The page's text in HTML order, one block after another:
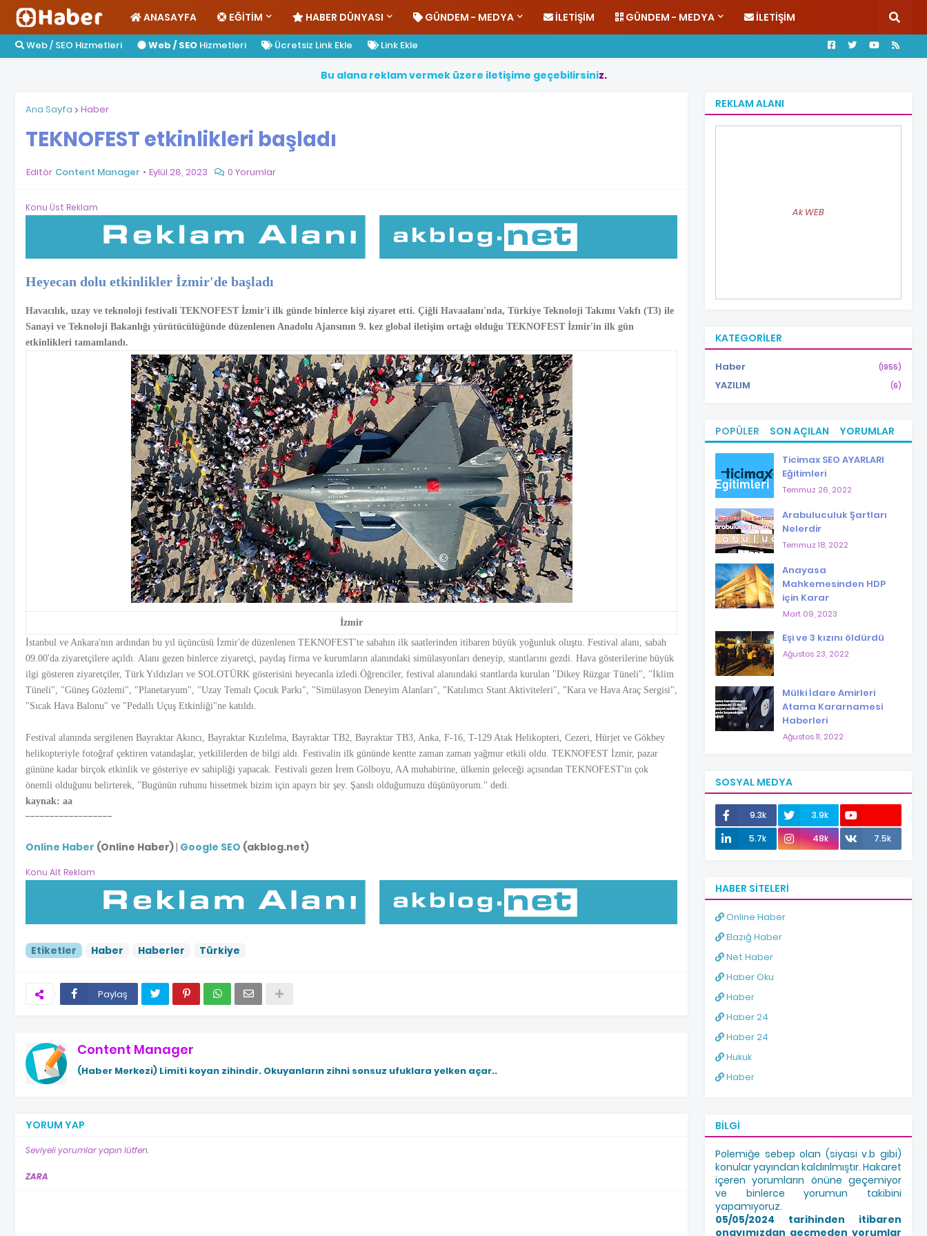
ANASAYFA EĞITIM HABER DÜNYASI GÜNDEM - MEDYA İLETIŞIM GÜNDEM - MEDYA İLETIŞIM
Web / SEO Hizmetleri Web / SEO Hizmetleri Ücretsiz Link Ekle Link Ekle
Bu alana reklamvermek üzere iletişime geçebilirsiniz.
Ana Sayfa Haber
TEKNOFEST etkinlikleri başladı
Editör Content Manager Eylül 28, 2023 0 Yorumlar
Konu Üst Reklam
Heyecan dolu etkinlikler İzmir'de başladı
Havacılık, uzay ve teknoloji festivali TEKNOFEST İzmir'i ilk günde binlerce kişi ziyaret etti. Çiğli Havaalanı'nda, Türkiye Teknoloji Takımı Vakfı (T3) ile
Sanayi ve Teknoloji Bakanlığı yürütücülüğünde düzenlenen Anadolu Ajansının 9. kez global iletişim ortağı olduğu TEKNOFEST İzmir'in ilk gün
etkinlikleri tamamlandı.
İzmir
İstanbul ve Ankara'nın ardından bu yıl üçüncüsü İzmir'de düzenlenen TEKNOFEST'te sabahın ilk saatlerinden itibaren büyük yoğunluk oluştu. Festival alanı, sabah
09.00'da ziyaretçilere açıldı. Alanı gezen binlerce ziyaretçi, paydaş firma ve kurumların alanındaki simülasyonları deneyip, stantlarını gezdi. Hava gösterilerine büyük
ilgi gösteren ziyaretçiler, Türk Yıldızları ve SOLOTÜRK gösterisini heyecanla izledi.Öğrenciler, festival alanındaki stantlarda kurulan "Dikey Rüzgar Tüneli", "İklim
Tüneli", "Güneş Gözlemi", "Planetaryum", "Uzay Temalı Çocuk Parkı", "Simülasyon Deneyim Alanları", "Katılımcı Stant Aktiviteleri", "Kara ve Hava Araç Sergisi",
"Sıcak Hava Balonu" ve "Pedallı Uçuş Etkinliği"ne katıldı.
Festival alanında sergilenen Bayraktar Akıncı, Bayraktar Kızılelma, Bayraktar TB2, Bayraktar TB3, Anka, F-16, T-129 Atak Helikopteri, Cezeri, Hürjet ve Gökbey
helikopteriyle fotoğraf çektiren vatandaşlar, yetkililerden de bilgi aldı. Festivalin ilk gününde kentte zaman zaman yağmur etkili oldu. TEKNOFEST İzmir, pazar
gününe kadar birçok etkinlik ve gösteriye ev sahipliği yapacak. Festivali gezen İrem Gölboyu, AA muhabirine, ülkenin geleceği açısından TEKNOFEST'in çok
önemli olduğunu belirterek, "Bugünün ruhunu hissetmek bizim için apayrı bir şey. Şanslı olduğumuzu düşünüyorum." dedi.
kaynak: aa
------------------
Online Haber (Online Haber)| Google SEO (akblog.net)
Konu Alt Reklam
Etiketler Haber Haberler Türkiye
Paylaş
Content Manager
(Haber Merkezi) Limiti koyan zihindir. Okuyanların zihni sonsuz ufuklara yelken açar..
YORUM YAP
Seviyeli yorumlar yapın lütfen.
ZARA
REKLAM ALANI
Ak WEB
KATEGORILER
Haber (1955)
YAZILIM (6)
POPÜLER SON AÇILAN YORUMLAR
Ticimax SEO AYARLARI
Eğitimleri
Temmuz 26, 2022
Arabuluculuk Şartları
Nelerdir
Temmuz 18, 2022
Anayasa
Mahkemesinden HDP
için Karar
Mart 09, 2023
Eşi ve 3 kızını öldürdü
Ağustos 23, 2022
Mülki İdare Amirleri
Atama Kararnamesi
Haberleri
Ağustos 11, 2022
SOSYAL MEDYA
9.3k
3.9k
12.0k
5.7k 48k 7.5k
HABER SITELERI
Online Haber
Elazığ Haber
Net Haber
Haber Oku
Haber
Haber 24
Haber 24
Hukuk
Haber
BILGI
Polemiğe sebep olan (siyasi v.b gibi)
konular yayından kaldırılmıştır. Hakaret
içeren yorumların önüne geçemiyor
ve binlerce yorumun takibini
yapamıyoruz.
05/05/2024 tarihinden itibaren
onayımızdan geçmeden yorumlar